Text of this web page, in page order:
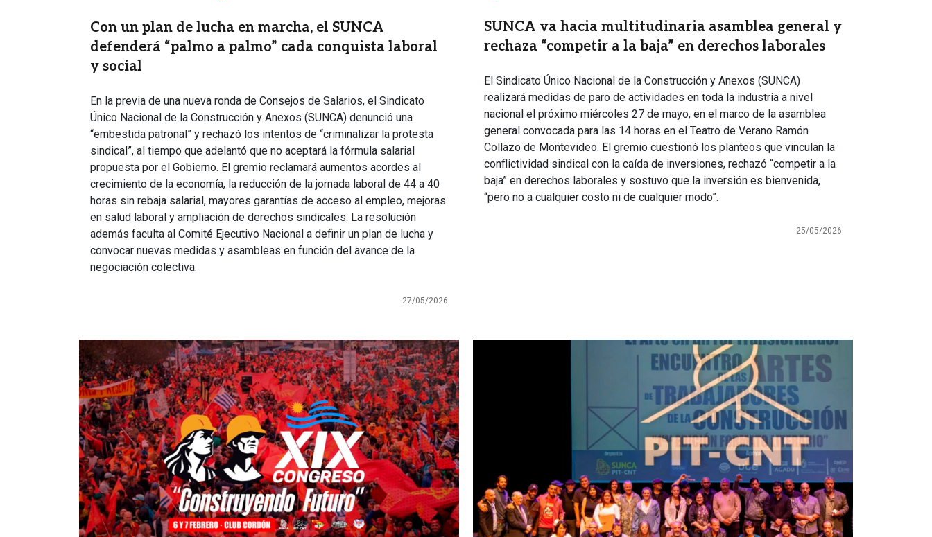
Con un plan de lucha en marcha, el SUNCA
defenderá “palmo a palmo” cada conquista laboral
y social
En la previa de una nueva ronda de Consejos de Salarios, el Sindicato
Único Nacional de la Construcción y Anexos (SUNCA) denunció una
“embestida patronal” y rechazó los intentos de “criminalizar la protesta
sindical”, al tiempo que adelantó que no aceptará la fórmula salarial
propuesta por el Gobierno. El gremio reclamará aumentos acordes al
crecimiento de la economía, la reducción de la jornada laboral de 44 a 40
horas sin rebaja salarial, mayores garantías de acceso al empleo, mejoras
en salud laboral y ampliación de derechos sindicales. La resolución
además faculta al Comité Ejecutivo Nacional a definir un plan de lucha y
convocar nuevas medidas y asambleas en función del avance de la
negociación colectiva.
27/05/2026
SUNCA va hacia multitudinaria asamblea general y
rechaza “competir a la baja” en derechos laborales
El Sindicato Único Nacional de la Construcción y Anexos (SUNCA)
realizará medidas de paro de actividades en toda la industria a nivel
nacional el próximo miércoles 27 de mayo, en el marco de la asamblea
general convocada para las 14 horas en el Teatro de Verano Ramón
Collazo de Montevideo. El gremio cuestionó los planteos que vinculan la
conflictividad sindical con la caída de inversiones, rechazó “competir a la
baja” en derechos laborales y sostuvo que la inversión es bienvenida,
“pero no a cualquier costo ni de cualquier modo”.
25/05/2026
Imagen